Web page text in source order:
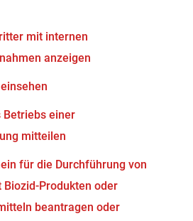
mit internen
anzeigen
Betriebs einer
mitteilen
für die Durchführung von
Biozid-Produkten oder
beantragen oder